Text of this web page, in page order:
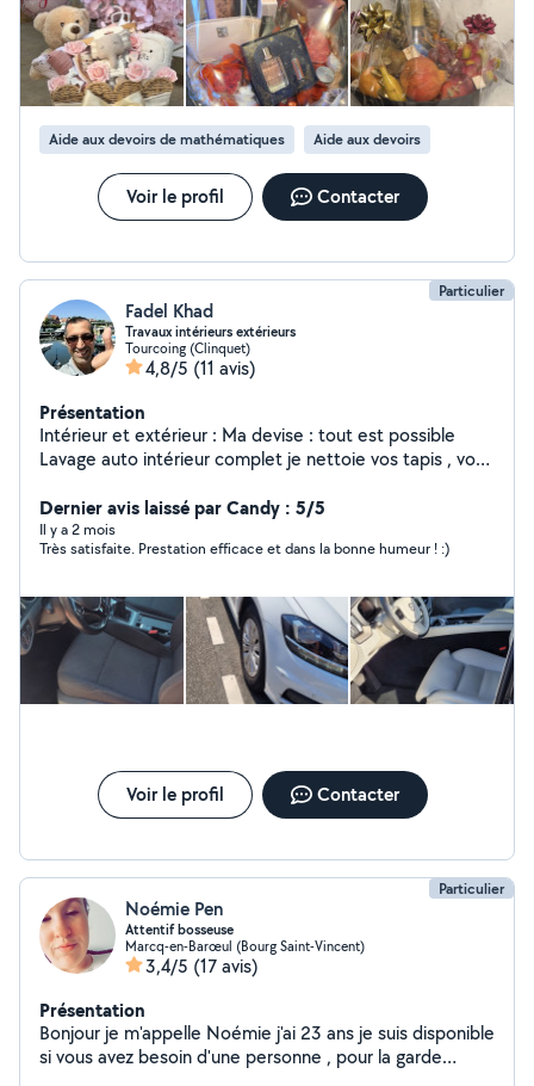
une présentation élégante Confection de paniers de
fruits pour offrir ou pour vos événements Je mets un
point d'honneur à offrir un travail soigné, des produits de
qualité et une présentation qui fait la différence.
Chaque commande est préparée avec attention selon
vos envies et votre budget. N'hésitez pas à me
contacter pour échanger sur votre projet. Je serai ravie
de vous conseiller et de vous proposer un devis
personnalisé.
Aide aux devoirs de mathématiques Aide aux devoirs
Voir le profil Contacter
Particulier
Fadel Khad
Travaux intérieurs extérieurs
Tourcoing (Clinquet)
4,8/5 (11 avis)
Présentation
Intérieur et extérieur : Ma devise : tout est possible
Lavage auto intérieur complet je nettoie vos tapis , vos
propose en location ma shampouineuse Je propose en
location ma perceuse Électricité : un probleme
electrique , remplacer / deplacer des prises . Motoriser
recharge electrique maçonnerie , petits travaux de
plomberie, debroussailleuse, tondre la pelouse.,tailler
les haies ..etc .. montage de meuble , dressing , cuisines
equipées Je suis un particulier.
Dernier avis laissé par Candy : 5/5
Il y a 2 mois
Très satisfaite. Prestation efficace et dans la bonne humeur ! :)
Voir le profil Contacter
Particulier
Noémie Pen
Attentif bosseuse
Marcq-en-Barœul (Bourg Saint-Vincent)
3,4/5 (17 avis)
Présentation
Bonjour je m'appelle Noémie j'ai 23 ans je suis disponible
si vous avez besoin d'une personne , pour la garde